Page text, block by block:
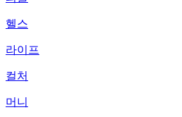
헬스
라이프
컬처
머니